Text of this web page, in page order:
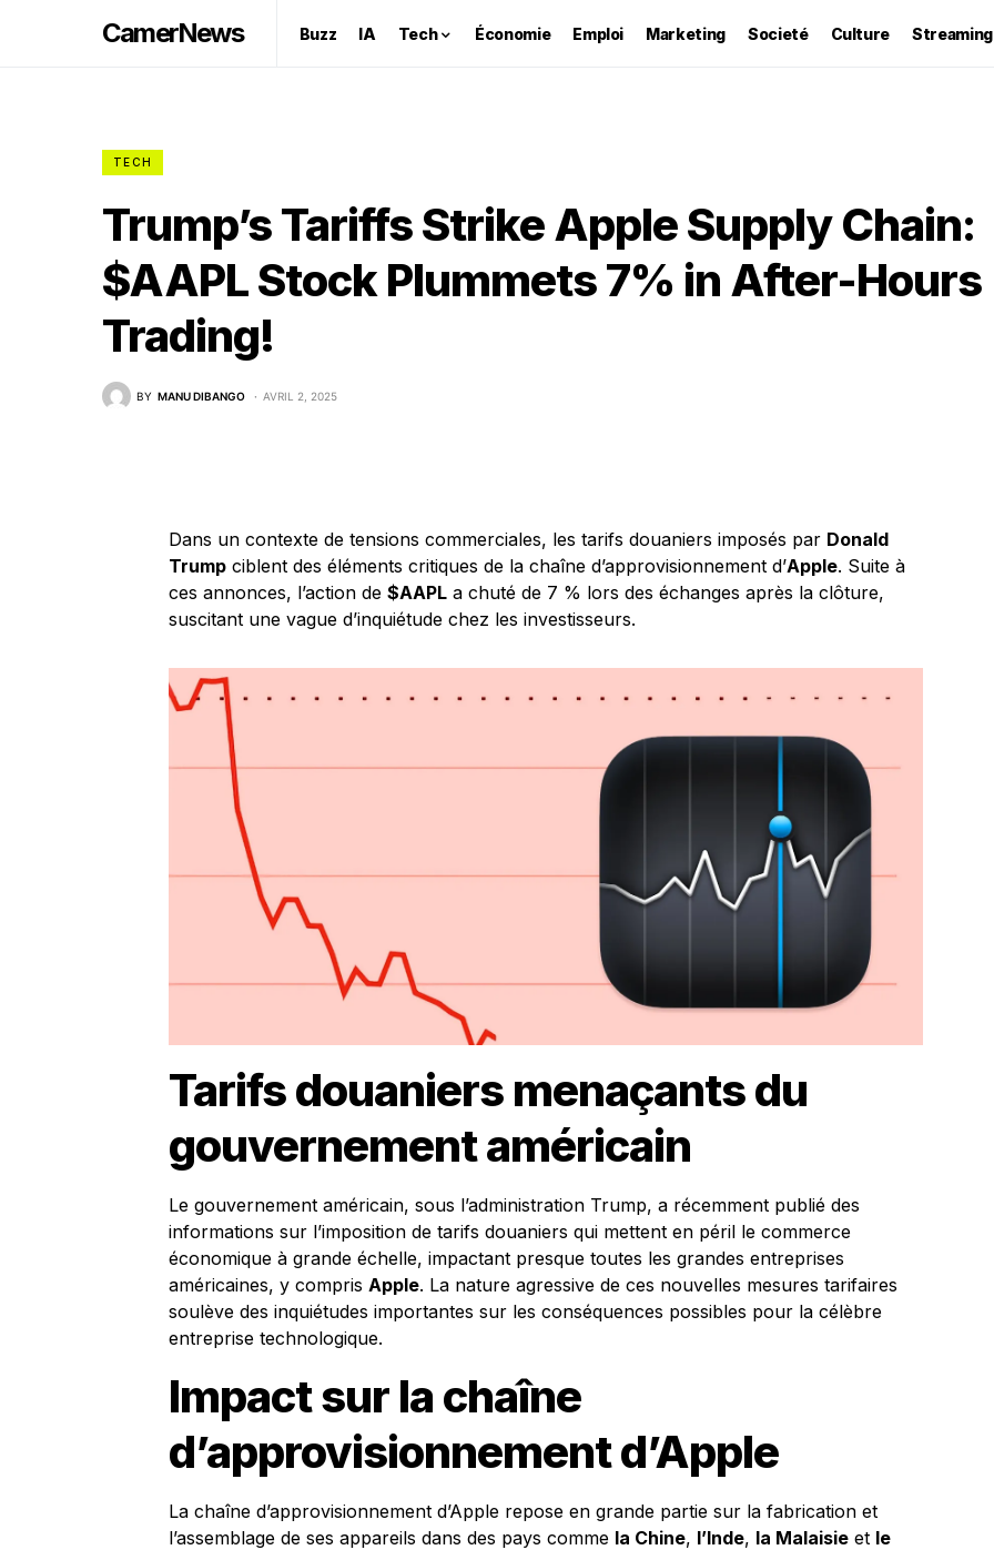
CamerNews Buzz IA Tech Économie Emploi Marketing Societé Culture Streaming
TECH
Trump’s Tariffs Strike Apple Supply Chain:
$AAPL Stock Plummets 7% in After-Hours
Trading!
BY MANU DIBANGO AVRIL 2, 2025
Dans un contexte de tensions commerciales, les tarifs douaniers imposés par Donald
Trump ciblent des éléments critiques de la chaîne d’approvisionnement d’Apple. Suite à
ces annonces, l’action de $AAPL a chuté de 7 % lors des échanges après la clôture,
suscitant une vague d’inquiétude chez les investisseurs.
Tarifs douaniers menaçants du
gouvernement américain
Le gouvernement américain, sous l’administration Trump, a récemment publié des
informations sur l’imposition de tarifs douaniers qui mettent en péril le commerce
économique à grande échelle, impactant presque toutes les grandes entreprises
américaines, y compris Apple. La nature agressive de ces nouvelles mesures tarifaires
soulève des inquiétudes importantes sur les conséquences possibles pour la célèbre
entreprise technologique.
Impact sur la chaîne
d’approvisionnement d’Apple
La chaîne d’approvisionnement d’Apple repose en grande partie sur la fabrication et
l’assemblage de ses appareils dans des pays comme la Chine, l’Inde, la Malaisie et le